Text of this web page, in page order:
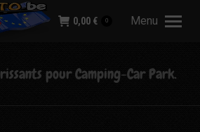
Menu
0,00 € 0
pour Camping-Car Park.